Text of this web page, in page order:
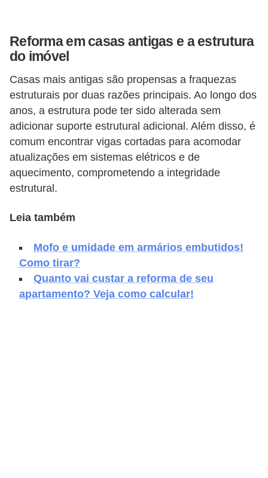
Reforma em casas antigas e a estrutura
do imóvel
Casas mais antigas são propensas a fraquezas
estruturais por duas razões principais. Ao longo dos
anos, a estrutura pode ter sido alterada sem
adicionar suporte estrutural adicional. Além disso, é
comum encontrar vigas cortadas para acomodar
atualizações em sistemas elétricos e de
aquecimento, comprometendo a integridade
estrutural.
Leia também
Mofo e umidade em armários embutidos!
Como tirar?
Quanto vai custar a reforma de seu
apartamento? Veja como calcular!
e
l
C
o
n
s
t
r
u
r
f